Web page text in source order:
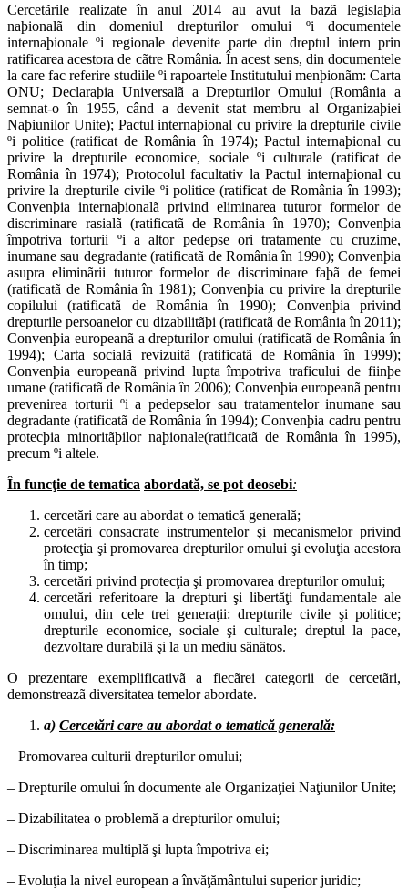
Cercetãrile realizate în anul 2014 au avut la bazã legislaþia
naþionalã din domeniul drepturilor omului ºi documentele
internaþionale ºi regionale devenite parte din dreptul intern prin
ratificarea acestora de cãtre România. În acest sens, din documentele
la care fac referire studiile ºi rapoartele Institutului menþionãm: Carta
ONU; Declaraþia Universalã a Drepturilor Omului (România a
semnat-o în 1955, când a devenit stat membru al Organizaþiei
Naþiunilor Unite); Pactul internaþional cu privire la drepturile civile
ºi politice (ratificat de România în 1974); Pactul internaþional cu
privire la drepturile economice, sociale ºi culturale (ratificat de
România în 1974); Protocolul facultativ la Pactul internaþional cu
privire la drepturile civile ºi politice (ratificat de România în 1993);
Convenþia internaþionalã privind eliminarea tuturor formelor de
discriminare rasialã (ratificatã de România în 1970); Convenþia
împotriva torturii ºi a altor pedepse ori tratamente cu cruzime,
inumane sau degradante (ratificatã de România în 1990); Convenþia
asupra eliminãrii tuturor formelor de discriminare faþã de femei
(ratificatã de România în 1981); Convenþia cu privire la drepturile
copilului (ratificatã de România în 1990); Convenþia privind
drepturile persoanelor cu dizabilitãþi (ratificatã de România în 2011);
Convenþia europeanã a drepturilor omului (ratificatã de România în
1994); Carta socialã revizuitã (ratificatã de România în 1999);
Convenþia europeanã privind lupta împotriva traficului de fiinþe
umane (ratificatã de România în 2006); Convenþia europeanã pentru
prevenirea torturii ºi a pedepselor sau tratamentelor inumane sau
degradante (ratificatã de România în 1994); Convenþia cadru pentru
protecþia minoritãþilor naþionale(ratificatã de România în 1995),
precum ºi altele.
În funcţie de tematica abordată, se pot deosebi:
cercetări care au abordat o tematică generală;
cercetări consacrate instrumentelor şi mecanismelor privind
protecţia şi promovarea drepturilor omului şi evoluţia acestora
în timp;
cercetări privind protecţia şi promovarea drepturilor omului;
cercetări referitoare la drepturi şi libertăţi fundamentale ale
omului, din cele trei generaţii: drepturile civile şi politice;
drepturile economice, sociale şi culturale; dreptul la pace,
dezvoltare durabilă şi la un mediu sănătos.
O prezentare exemplificativã a fiecãrei categorii de cercetãri,
demonstreazã diversitatea temelor abordate.
a) Cercetări care au abordat o tematică generală:
– Promovarea culturii drepturilor omului;
– Drepturile omului în documente ale Organizaţiei Naţiunilor Unite;
– Dizabilitatea o problemă a drepturilor omului;
– Discriminarea multiplă şi lupta împotriva ei;
– Evoluţia la nivel european a învăţământului superior juridic;